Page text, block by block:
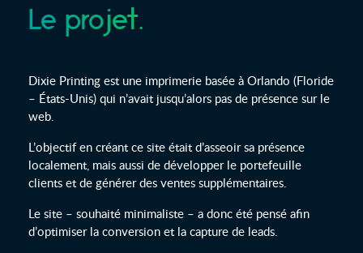
Le projet.
Dixie Printing est une imprimerie basée à Orlando (Floride
– États-Unis) qui n’avait jusqu’alors pas de présence sur le
web.
L’objectif en créant ce site était d’asseoir sa présence
localement, mais aussi de développer le portefeuille
clients et de générer des ventes supplémentaires.
Le site – souhaité minimaliste – a donc été pensé afin
d’optimiser la conversion et la capture de leads.